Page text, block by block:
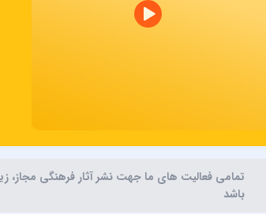
تمامی فعالیت های ما جهت نشر آثار فرهنگی مجاز،
باشد